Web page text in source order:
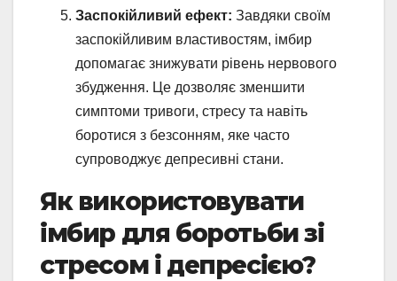
Заспокійливий ефект: Завдяки своїм
заспокійливим властивостям, імбир
допомагає знижувати рівень нервового
збудження. Це дозволяє зменшити
симптоми тривоги, стресу та навіть
боротися з безсонням, яке часто
супроводжує депресивні стани.
Як використовувати
імбир для боротьби зі
стресом і депресією?